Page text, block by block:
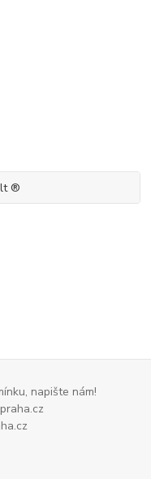
®
napište nám!